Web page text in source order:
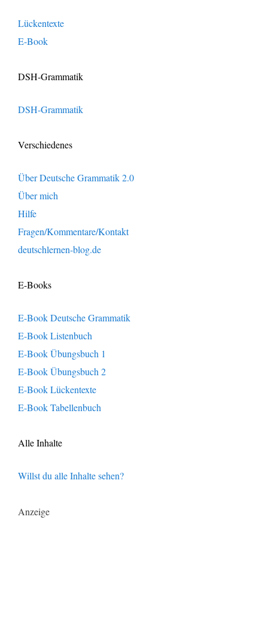
Lückentexte
E-Book
DSH-Grammatik
DSH-Grammatik
Verschiedenes
Über Deutsche Grammatik 2.0
Über mich
Hilfe
Fragen/Kommentare/Kontakt
deutschlernen-blog.de
E-Books
E-Book Deutsche Grammatik
E-Book Listenbuch
E-Book Übungsbuch 1
E-Book Übungsbuch 2
E-Book Lückentexte
E-Book Tabellenbuch
Alle Inhalte
Willst du alle Inhalte sehen?
Anzeige